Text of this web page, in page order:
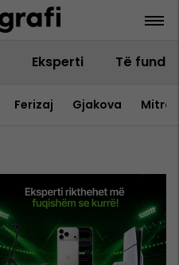
Eksperti Të fundit
Ferizaj Gjakova